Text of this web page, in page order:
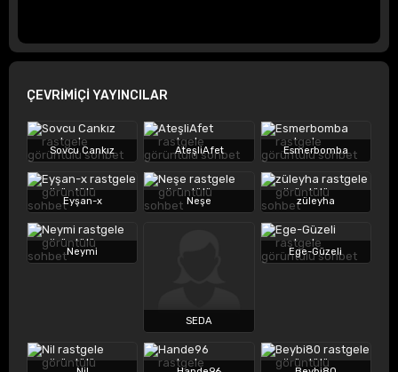
ÇEVRİMİÇİ YAYINCILAR
Sovcu Cankız AteşliAfet Esmerbomba
Eyşan-x Neşe züleyha
Neymi
SEDA
Ege-Güzeli